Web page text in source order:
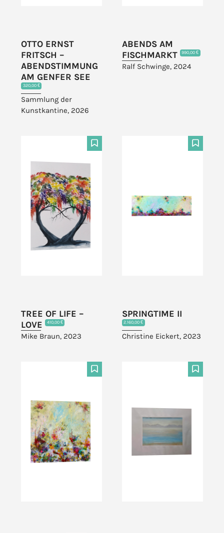
OTTO ERNST
FRITSCH –
ABENDSTIMMUNG
AM GENFER SEE
320,00 €
Sammlung der
Kunstkantine, 2026
ABENDS AM
FISCHMARKT
990,00 €
Ralf Schwinge, 2024
F
TREE OF LIFE –
LOVE 410,00 €
Mike Braun, 2023
F
SPRINGTIME II
2.160,00 €
Christine Eickert, 2023
F F